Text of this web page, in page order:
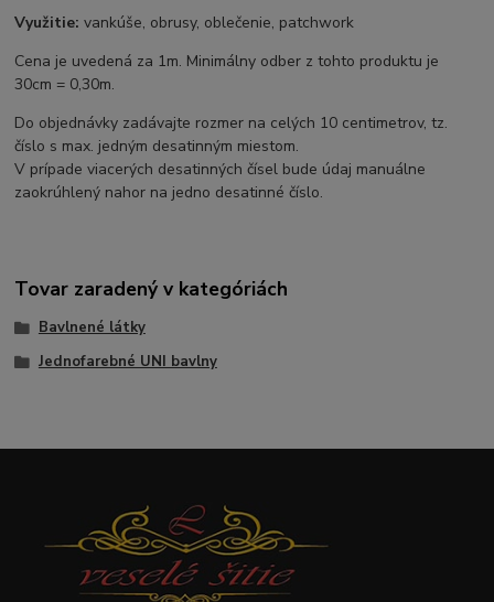
Využitie: vankúše, obrusy, oblečenie, patchwork
Cena je uvedená za 1m. Minimálny odber z tohto produktu je
30cm = 0,30m.
Do objednávky zadávajte rozmer na celých 10 centimetrov, tz.
číslo s max. jedným desatinným miestom.
V prípade viacerých desatinných čísel bude údaj manuálne
zaokrúhlený nahor na jedno desatinné číslo.
Tovar zaradený v kategóriách
Bavlnené látky
Jednofarebné UNI bavlny